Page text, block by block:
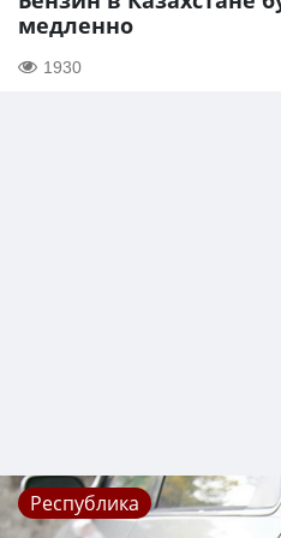
медленно
1930
Республика